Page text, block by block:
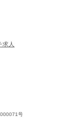
人
号